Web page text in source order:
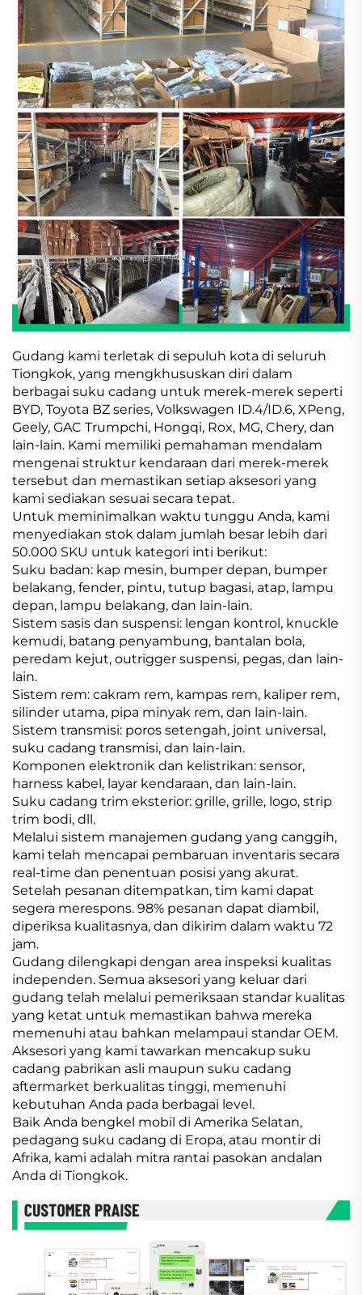
Gudang kami terletak di sepuluh kota di seluruh
Tiongkok, yang mengkhususkan diri dalam
berbagai suku cadang untuk merek-merek seperti
BYD, Toyota BZ series, Volkswagen ID.4/ID.6, XPeng,
Geely, GAC Trumpchi, Hongqi, Rox, MG, Chery, dan
lain-lain. Kami memiliki pemahaman mendalam
mengenai struktur kendaraan dari merek-merek
tersebut dan memastikan setiap aksesori yang
kami sediakan sesuai secara tepat.
Untuk meminimalkan waktu tunggu Anda, kami
menyediakan stok dalam jumlah besar lebih dari
50.000 SKU untuk kategori inti berikut:
Suku badan: kap mesin, bumper depan, bumper
belakang, fender, pintu, tutup bagasi, atap, lampu
depan, lampu belakang, dan lain-lain.
Sistem sasis dan suspensi: lengan kontrol, knuckle
kemudi, batang penyambung, bantalan bola,
peredam kejut, outrigger suspensi, pegas, dan lain-
lain.
Sistem rem: cakram rem, kampas rem, kaliper rem,
silinder utama, pipa minyak rem, dan lain-lain.
Sistem transmisi: poros setengah, joint universal,
suku cadang transmisi, dan lain-lain.
Komponen elektronik dan kelistrikan: sensor,
harness kabel, layar kendaraan, dan lain-lain.
Suku cadang trim eksterior: grille, grille, logo, strip
trim bodi, dll.
Melalui sistem manajemen gudang yang canggih,
kami telah mencapai pembaruan inventaris secara
real-time dan penentuan posisi yang akurat.
Setelah pesanan ditempatkan, tim kami dapat
segera merespons. 98% pesanan dapat diambil,
diperiksa kualitasnya, dan dikirim dalam waktu 72
jam.
Gudang dilengkapi dengan area inspeksi kualitas
independen. Semua aksesori yang keluar dari
gudang telah melalui pemeriksaan standar kualitas
yang ketat untuk memastikan bahwa mereka
memenuhi atau bahkan melampaui standar OEM.
Aksesori yang kami tawarkan mencakup suku
cadang pabrikan asli maupun suku cadang
aftermarket berkualitas tinggi, memenuhi
kebutuhan Anda pada berbagai level.
Baik Anda bengkel mobil di Amerika Selatan,
pedagang suku cadang di Eropa, atau montir di
Afrika, kami adalah mitra rantai pasokan andalan
Anda di Tiongkok.